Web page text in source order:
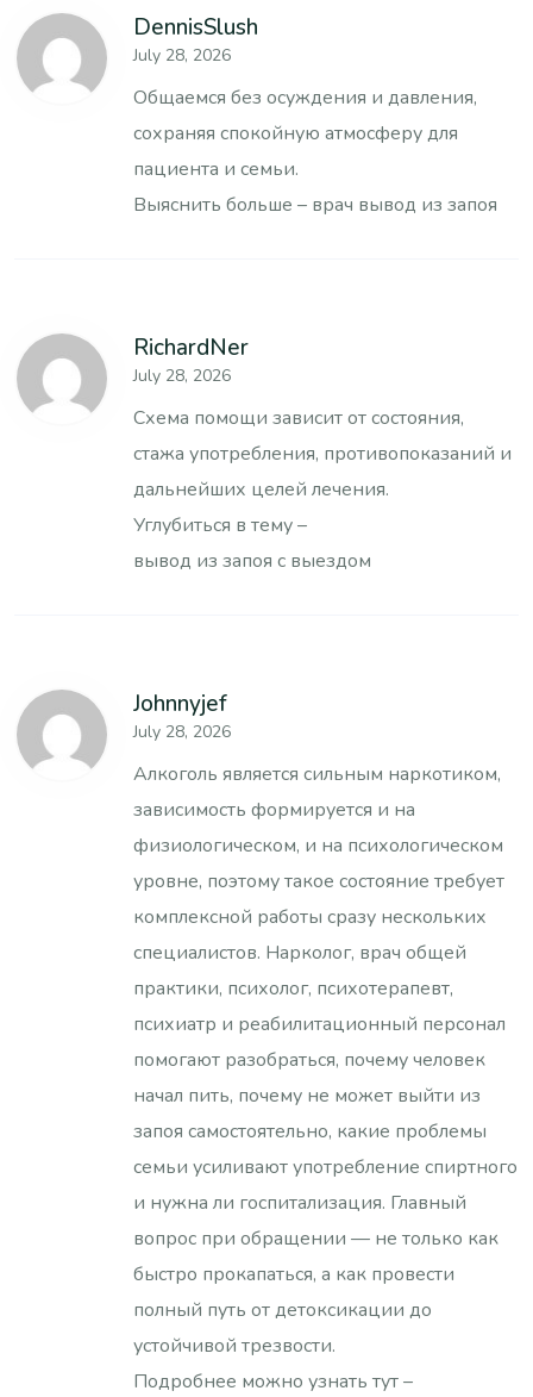
DennisSlush
July 28, 2026
Общаемся без осуждения и давления,
сохраняя спокойную атмосферу для
пациента и семьи.
Выяснить больше – врач вывод из запоя
RichardNer
July 28, 2026
Схема помощи зависит от состояния,
стажа употребления, противопоказаний и
дальнейших целей лечения.
Углубиться в тему –
вывод из запоя с выездом
Johnnyjef
July 28, 2026
Алкоголь является сильным наркотиком,
зависимость формируется и на
физиологическом, и на психологическом
уровне, поэтому такое состояние требует
комплексной работы сразу нескольких
специалистов. Нарколог, врач общей
практики, психолог, психотерапевт,
психиатр и реабилитационный персонал
помогают разобраться, почему человек
начал пить, почему не может выйти из
запоя самостоятельно, какие проблемы
семьи усиливают употребление спиртного
и нужна ли госпитализация. Главный
вопрос при обращении — не только как
быстро прокапаться, а как провести
полный путь от детоксикации до
устойчивой трезвости.
Подробнее можно узнать тут –